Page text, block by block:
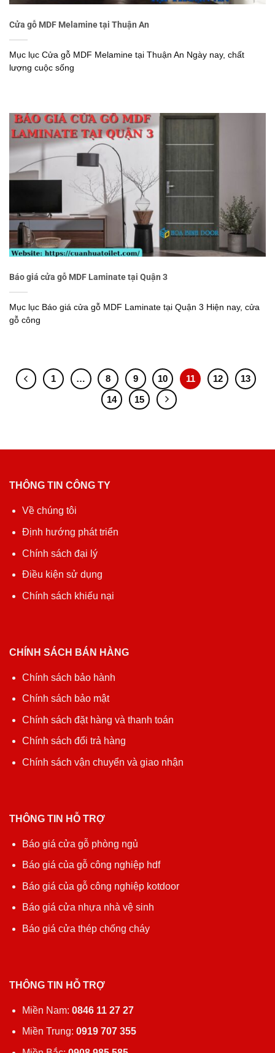
Cửa gỗ MDF Melamine tại Thuận An
Mục lục Cửa gỗ MDF Melamine tại Thuận An Ngày nay, chất
lượng cuộc sống
Báo giá cửa gỗ MDF Laminate tại Quận 3
Mục lục Báo giá cửa gỗ MDF Laminate tại Quận 3 Hiện nay, cửa
gỗ công
1 … 8 9 10 11 12
13
14
15
THÔNG TIN CÔNG TY
Về chúng tôi
Định hướng phát triển
Chính sách đại lý
Điều kiện sử dụng
Chính sách khiếu nại
CHÍNH SÁCH BÁN HÀNG
Chính sách bảo hành
Chính sách bảo mật
Chính sách đặt hàng và thanh toán
Chính sách đổi trả hàng
Chính sách vận chuyển và giao nhận
THÔNG TIN HỖ TRỢ
Báo giá cửa gỗ phòng ngủ
Báo giá của gỗ công nghiệp hdf
Báo giá của gỗ công nghiệp kotdoor
Báo giá cửa nhựa nhà vệ sinh
Báo giá cửa thép chống cháy
THÔNG TIN HỖ TRỢ
Miền Nam: 0846 11 27 27
Miền Trung: 0919 707 355